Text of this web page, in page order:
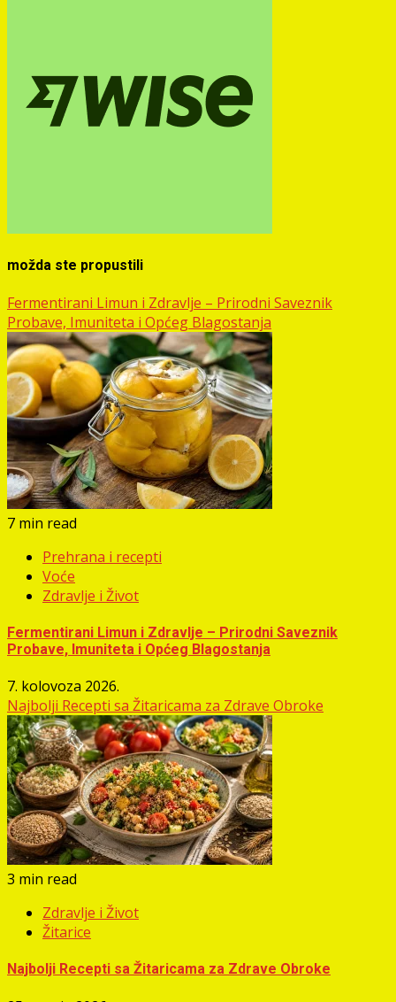
možda ste propustili
Fermentirani Limun i Zdravlje – Prirodni Saveznik
Probave, Imuniteta i Općeg Blagostanja
7 min read
Prehrana i recepti
Voće
Zdravlje i Život
Fermentirani Limun i Zdravlje – Prirodni Saveznik
Probave, Imuniteta i Općeg Blagostanja
7. kolovoza 2026.
Najbolji Recepti sa Žitaricama za Zdrave Obroke
3 min read
Zdravlje i Život
Žitarice
Najbolji Recepti sa Žitaricama za Zdrave Obroke